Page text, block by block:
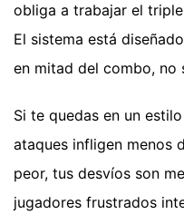
obliga a trabajar el
El sistema está
en mitad del combo, no
Si te quedas en un
ataques infligen menos
peor, tus desvíos son
jugadores frustrados